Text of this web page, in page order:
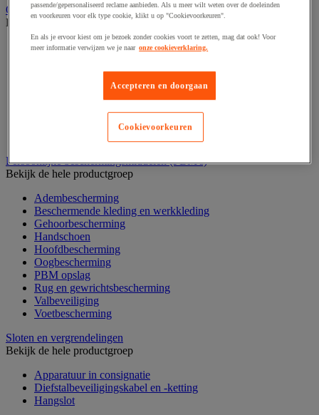
Opvangbak en opvangmaterieel
Bekijk de hele productgroep
Aftapsteun voor vaten
Gasflessenopslag
Laboratoriumlade
Mobiele opvangbak
Persoonlijke beschermingsmiddelen (PBM's)
Bekijk de hele productgroep
Adembescherming
Beschermende kleding en werkkleding
Gehoorbescherming
Handschoen
Hoofdbescherming
Oogbescherming
PBM opslag
Rug en gewrichtsbescherming
Valbeveiliging
Voetbescherming
Sloten en vergrendelingen
Bekijk de hele productgroep
Apparatuur in consignatie
Diefstalbeveiligingskabel en -ketting
Hangslot
passende/gepersonaliseerd reclame aanbieden. Als u meer wilt weten over de doeleinden
en voorkeuren voor elk type cookie, klikt u op "Cookievoorkeuren".
En als je ervoor kiest om je bezoek zonder cookies voort te zetten, mag dat ook! Voor
meer informatie verwijzen we je naar onze cookieverklaring.
Accepteren en doorgaan
Cookievoorkeuren